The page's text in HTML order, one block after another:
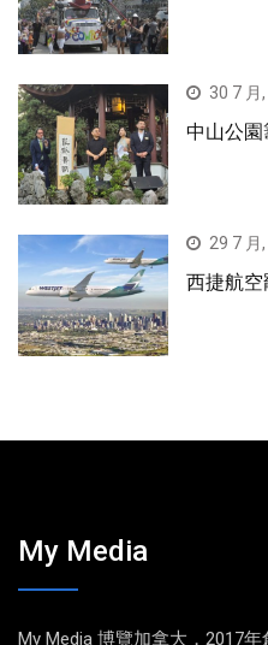
30 7 月
中山公園
29 7 月
西捷航
My Media
My Media 博覽加拿大，2017